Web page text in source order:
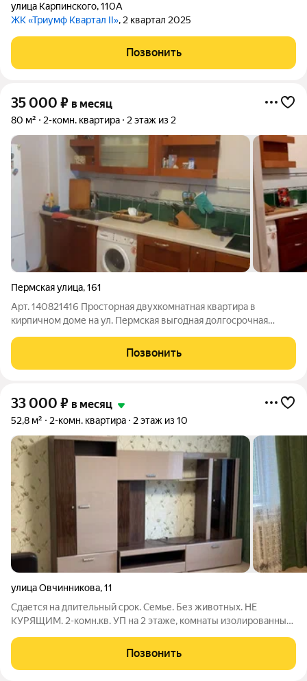
улица Карпинского,110А
ЖК «Триумф Квартал II», 2 квартал 2025
Позвонить
35 000 ₽ в месяц
80 м² 2-комн. квартира 2 этаж из 2
Пермская улица,161
Арт. 140821416 Просторная двухкомнатная квартира в
кирпичном доме на ул. Пермская выгодная долгосрочная
срок 2-комнатная квартира 80 м (жилая 40 м) на 2-м этаже 2-
этажного кирпичного дома.
Позвонить
33 000 ₽ в месяц
52,8 м² 2-комн. квартира 2 этаж из 10
улица Овчинникова,11
Сдается на длительный срок. Семье. Без животных. НЕ
КУРЯЩИМ. 2-комн.кв. УП на 2 этаже, комнаты изолированные.
состоянии. Балкон застеклен. Кухня оборудована полностью:
кухонный гарнитур,
Позвонить